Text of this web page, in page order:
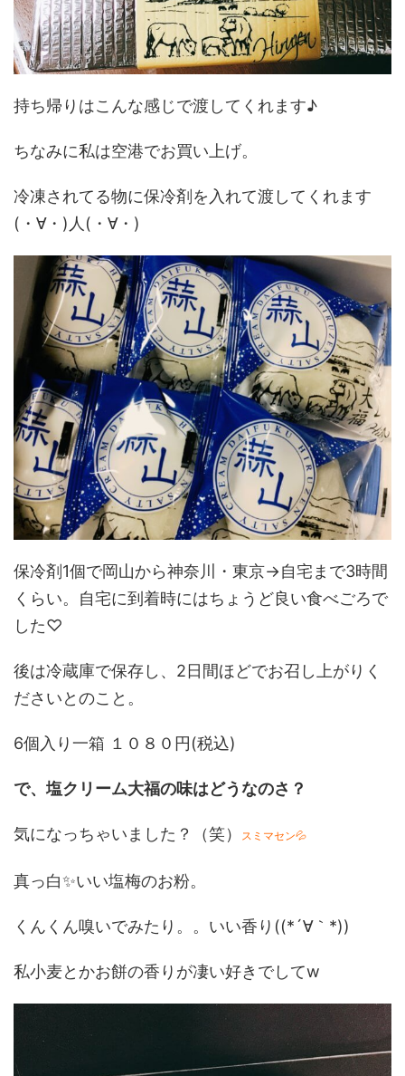
持ち帰りはこんな感じで渡してくれます♪
ちなみに私は空港でお買い上げ。
冷凍されてる物に保冷剤を入れて渡してくれます
(・∀・)人(・∀・)
保冷剤1個で岡山から神奈川・東京→自宅まで3時間
くらい。自宅に到着時にはちょうど良い食べごろで
した♡
後は冷蔵庫で保存し、2日間ほどでお召し上がりく
ださいとのこと。
6個入り一箱 １０８０円(税込)
で、塩クリーム大福の味はどうなのさ？
気になっちゃいました？（笑） スミマセン💦
真っ白✨いい塩梅のお粉。
くんくん嗅いでみたり。。いい香り((*´∀｀*))
私小麦とかお餅の香りが凄い好きでしてw